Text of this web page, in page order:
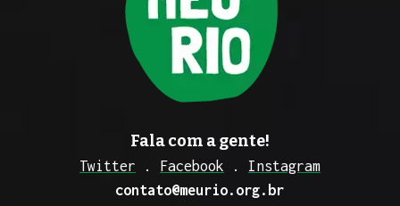
Fala com a gente!
Twitter Facebook
Instagram
contato@meurio.org.br